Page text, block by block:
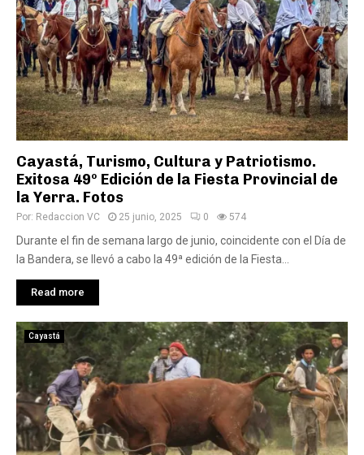
Cayastá, Turismo, Cultura y Patriotismo.
Exitosa 49º Edición de la Fiesta Provincial de
la Yerra. Fotos
Por: Redaccion VC 25 junio, 2025 0 574
Durante el fin de semana largo de junio, coincidente con el Día de
la Bandera, se llevó a cabo la 49ª edición de la Fiesta...
Read more
Cayastá